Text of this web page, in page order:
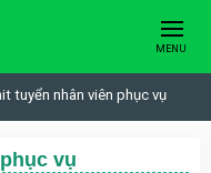
MENU
tuyển nhân viên phục vụ
vụ